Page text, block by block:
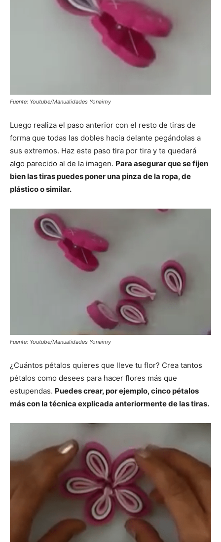
Fuente: Youtube/Manualidades Yonaimy
Luego realiza el paso anterior con el resto de tiras de
forma que todas las dobles hacia delante pegándolas a
sus extremos. Haz este paso tira por tira y te quedará
algo parecido al de la imagen. Para asegurar que se fijen
bien las tiras puedes poner una pinza de la ropa, de
plástico o similar.
Fuente: Youtube/Manualidades Yonaimy
¿Cuántos pétalos quieres que lleve tu flor? Crea tantos
pétalos como desees para hacer flores más que
estupendas. Puedes crear, por ejemplo, cinco pétalos
más con la técnica explicada anteriormente de las tiras.